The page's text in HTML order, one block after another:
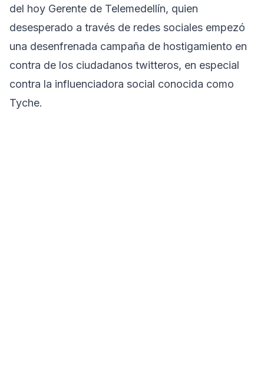
del hoy Gerente de Telemedellín, quien
desesperado a través de redes sociales empezó
una desenfrenada campaña de hostigamiento en
contra de los ciudadanos twitteros, en especial
contra la influenciadora social conocida como
Tyche.